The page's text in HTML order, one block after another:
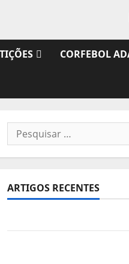
CORFEBOL
Pesquisar
por:
ARTIGOS RECENTES